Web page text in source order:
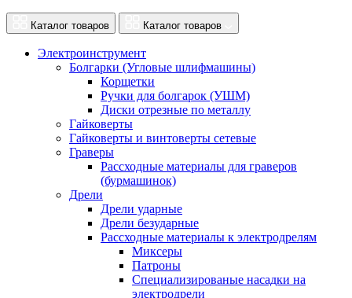
Каталог товаров Каталог товаров
Электроинструмент
Болгарки (Угловые шлифмашины)
Корщетки
Ручки для болгарок (УШМ)
Диски отрезные по металлу
Гайковерты
Гайковерты и винтоверты сетевые
Граверы
Рассходные материалы для граверов
(бурмашинок)
Дрели
Дрели ударные
Дрели безударные
Рассходные материалы к электродрелям
Миксеры
Патроны
Специализированые насадки на
электродрели